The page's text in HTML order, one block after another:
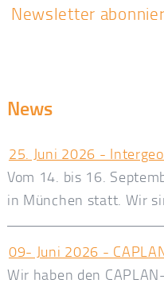
Newsletter
News
25. Juni 2026 -
Vom 14. bis 16.
in München statt. Wir
09- Juni 2026 -
Wir haben den